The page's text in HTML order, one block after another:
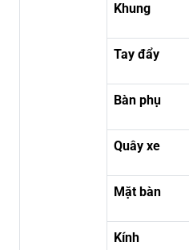
Khung
Tay đẩy
Bàn phụ
Quây xe
Mặt bàn
Kính